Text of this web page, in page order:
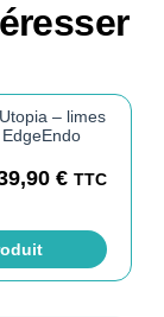
– limes
€ TTC